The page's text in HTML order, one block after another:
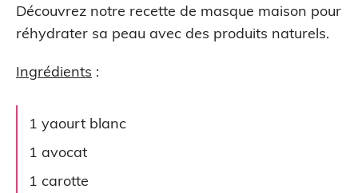
Découvrez notre recette de masque maison pour
réhydrater sa peau avec des produits naturels.
Ingrédients :
1 yaourt blanc
1 avocat
1 carotte